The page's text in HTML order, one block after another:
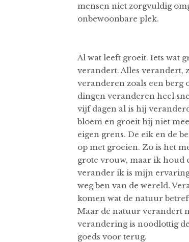
mensen niet zorgvuldig
onbewoonbare plek.
Al wat leeft groeit. Iets wat
verandert. Alles verandert,
veranderen zoals een berg
dingen veranderen heel
vijf dagen al is hij
bloem en groeit hij niet
eigen grens. De eik en de
op met groeien. Zo is het
grote vrouw, maar ik houd
verander ik is mijn
weg ben van de wereld.
komen wat de natuur
Maar de natuur verandert
verandering is noodlottig
goeds voor terug.